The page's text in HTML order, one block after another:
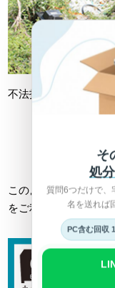
不法投棄
このようなトラブル
をご利用ください。
そ
処
質問6つだけで、
名を送れば
PC含む回収